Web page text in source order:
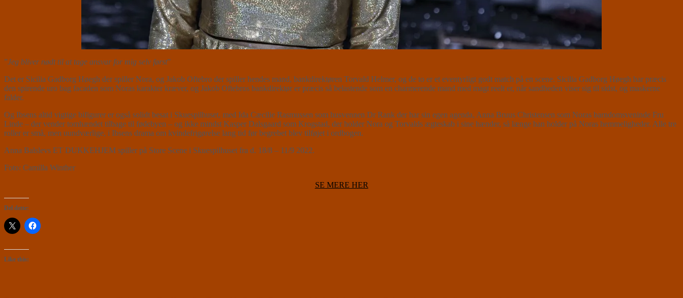
”Jeg bliver nødt til at tage ansvar for mig selv først”
Det er Sicilia Gadborg Høegh der spiller Nora, og Jakob Oftebro der spiller hendes mand, bankdirektøren Torvald Helmer, og de to er et eventyrligt godt match på en scene. Sicilia Gadborg Høegh har præcis
den spirende uro bag facaden som Noras karakter kræver, og Jakob Oftebros bankdirektør er præcis så belastende som en charmerende mand med magt reelt er, når sandheden viser sig til sidst, og maskerne
falder.
Og Ibsens altid vigtige bifigurer er også solidt besat i Skuespilhuset, med Ida Cæcilie Rasmussen som husvennen Dr Rank der har sin egen agenda, Anna Bruus Christensen som Noras barndomsveninde Fru
Linde – der vender tomhændet tilbage til fødebyen – og ikke mindst Kasper Dalsgaard som Krogstad, der holder Nora og Torvalds ægteskab i sine hænder, så længe han holder på Noras hemmeligheder. Alle tre
roller er små, men uundværlige, i Ibsens drama om kvindefrigørelse lang tid før begrebet blev tilføjet i ordbogen.
Anna Balslevs ET DUKKEHJEM spiller på Store Scene i Skuespilhuset fra d. 18/8 – 11/9 2022.
Foto: Camilla Winther
SE MERE HER
Del dette:
Like this: